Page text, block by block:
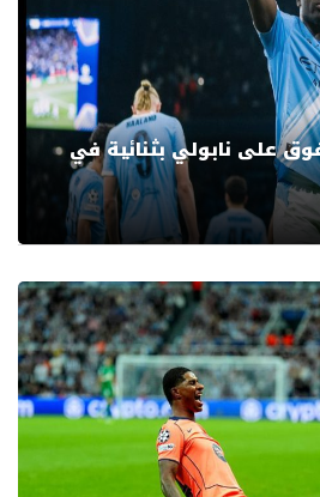
على نابولي بثنائية في